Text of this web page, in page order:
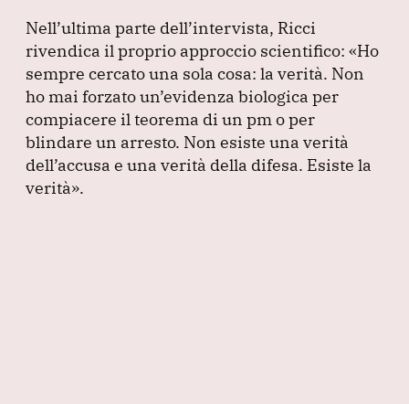
Nell’ultima parte dell’intervista, Ricci
rivendica il proprio approccio scientifico: «Ho
sempre cercato una sola cosa: la verità. Non
ho mai forzato un’evidenza biologica per
compiacere il teorema di un pm o per
blindare un arresto. Non esiste una verità
dell’accusa e una verità della difesa. Esiste la
verità».